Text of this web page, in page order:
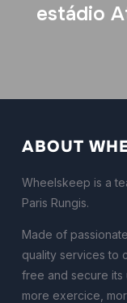
estádio
ABOUT
Wheelskeep is a
Paris Rungis.
Made of
quality services to
free and secure its
more exercice,